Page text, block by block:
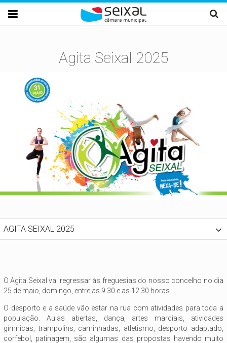
Passar para o conteúdo principal

Agita Seixal 2025
AGITA SEIXAL 2025
O Agita Seixal vai regressar às freguesias do nosso concelho no dia
25 de maio, domingo, entre as 9.30 e as 12.30 horas.
O desporto e a saúde vão estar na rua com atividades para toda a
população. Aulas abertas, dança, artes marciais, atividades
gímnicas, trampolins, caminhadas, atletismo, desporto adaptado,
corfebol, patinagem, são algumas das propostas havendo muito